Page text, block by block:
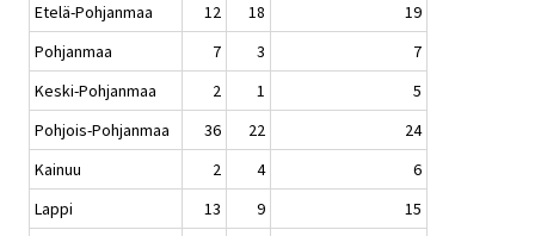
Etelä-Pohjanmaa
12 18
19
Pohjanmaa
7 3
7
Keski-Pohjanmaa
2 1
5
Pohjois-Pohjanmaa
36 22
24
Kainuu
2 4
6
Lappi
13 9
15